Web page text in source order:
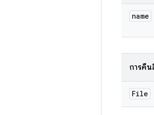
name
การคืน
File